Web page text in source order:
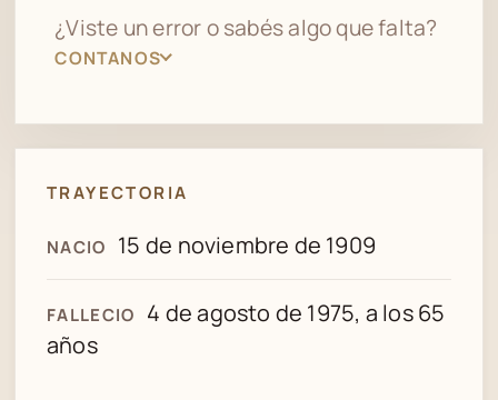
¿Viste un error o sabés algo que falta?
CONTANOS
TRAYECTORIA
NACIO 15 de noviembre de 1909
FALLECIO
4 de agosto de 1975, a los 65
años